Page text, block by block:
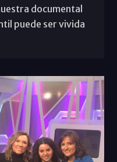
documental
puede ser vivida